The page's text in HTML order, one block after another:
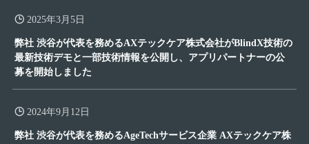
2025年3月5日
弊社 渋谷が代表を務めるAXテックケア株式会社がBlindX技術の
最新技術デモと一部技術情報を公開し、アプリパートナーの公
募を開始しました
2024年9月12日
弊社 渋谷が代表を務めるAgeTechサービス企業 AXテックケア株